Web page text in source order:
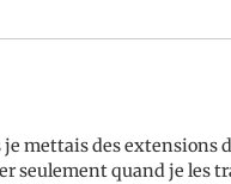
mettais des
seulement quand je les